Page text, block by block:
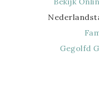
Gegolfd